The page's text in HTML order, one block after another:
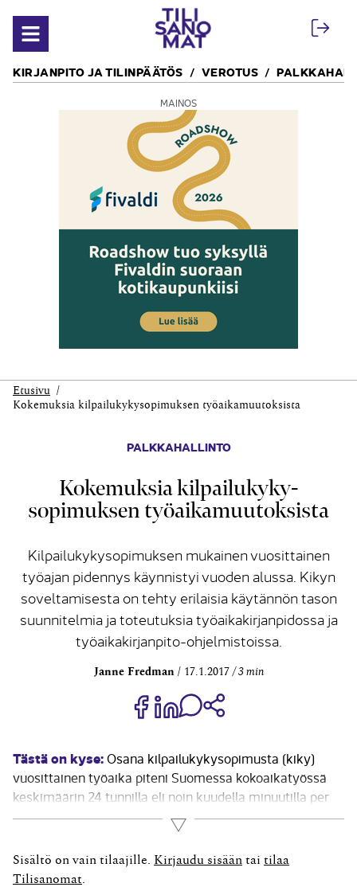
Avaa valikko
KIRJANPITO JA TILINPÄÄTÖS VEROTUS
MAINOS
Etusivu
Kokemuksia kilpailukyky­sopimuksen työaikamuutoksista
PALKKAHALLINTO
Kokemuksia kilpailukyky­
sopimuksen työaikamuutoksista
Kilpailukykysopimuksen mukainen vuosittainen
työajan pidennys käynnistyi vuoden alussa. Kikyn
soveltamisesta on tehty erilaisia käytännön tason
suunnitelmia ja toteutuksia työaikakirjanpidossa ja
työaikakirjanpito-ohjelmistoissa.
Janne Fredman 17.1.2017 3 min
Jaa Share on Facebook
Jaa Share on LinkedIn
Jaa WhatsApp-viestinä
Tästä on kyse:Osana kilpailukykysopimusta (kiky)
vuosittainen työaika piteni Suomessa kokoaikatyössä
keskimäärin 24 tunnilla eli noin kuudella minuutilla per
päivä vuoden 2017 alusta. Työntekijä- ja työnantajaliitot
sopivat työajan pidentämisen toteuttamistavasta
alakohtaisesti. Paikallisesti voidaan sopia erilaisista
ratkaisuista kuin liittotasolla. Tässä kirjoituksessa
Lue lisää
Sisältö on vain tilaajille. Kirjaudu sisään tai tilaa
Tilisanomat